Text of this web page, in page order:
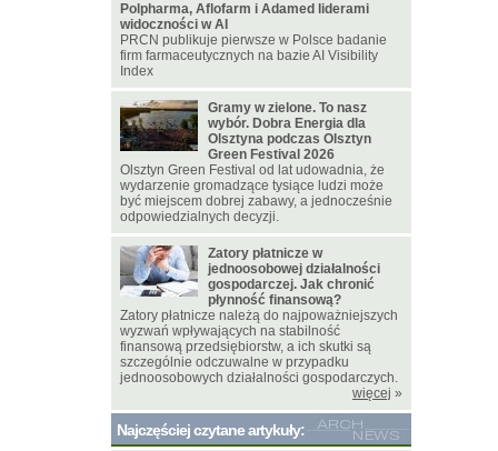
Polpharma, Aflofarm i Adamed liderami
widoczności w AI
PRCN publikuje pierwsze w Polsce badanie
firm farmaceutycznych na bazie AI Visibility
Index
Gramy w zielone. To nasz
wybór. Dobra Energia dla
Olsztyna podczas Olsztyn
Green Festival 2026
Olsztyn Green Festival od lat udowadnia, że
wydarzenie gromadzące tysiące ludzi może
być miejscem dobrej zabawy, a jednocześnie
odpowiedzialnych decyzji.
Zatory płatnicze w
jednoosobowej działalności
gospodarczej. Jak chronić
płynność finansową?
Zatory płatnicze należą do najpoważniejszych
wyzwań wpływających na stabilność
finansową przedsiębiorstw, a ich skutki są
szczególnie odczuwalne w przypadku
jednoosobowych działalności gospodarczych.
więcej »
Najczęściej czytane artykuły: